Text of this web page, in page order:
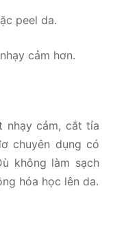
peel da.
cảm hơn.
cảm, cắt tỉa
chuyên dụng có
không làm sạch
hóa học lên da.